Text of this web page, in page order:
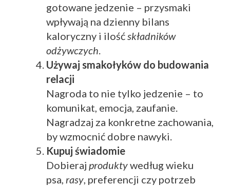
gotowane jedzenie – przysmaki
wpływają na dzienny bilans
kaloryczny i ilość składników
odżywczych
Używaj smakołyków do budowania
relacji
Nagroda to nie tylko jedzenie – to
komunikat, emocja, zaufanie.
Nagradzaj za konkretne zachowania,
by wzmocnić dobre nawyki.
Kupuj świadomie
Dobieraj produktywedług wieku
psa, rasy , preferencji czy potrzeb